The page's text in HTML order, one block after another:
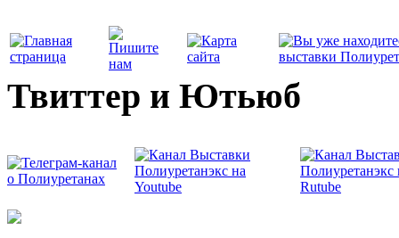
Твиттер и Ютьюб